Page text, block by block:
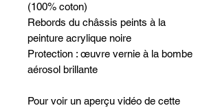
(100% coton)
Rebords du châssis peints à la
peinture acrylique noire
Protection : œuvre vernie à la bombe
aérosol brillante
Pour voir un aperçu vidéo de cette